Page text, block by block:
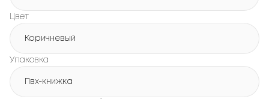
Цвет
Коричневый
Упаковка
Пвх-книжка